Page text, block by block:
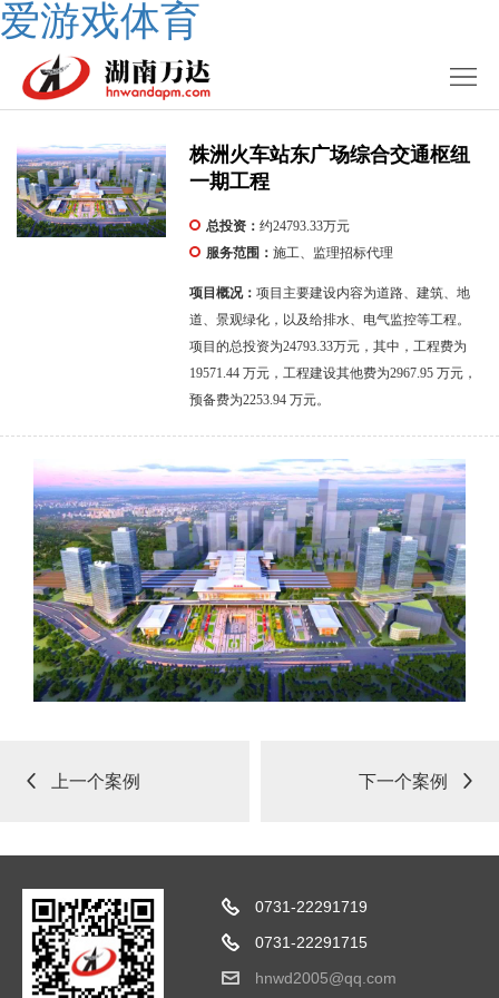
爱游戏体育
株洲火车站东广场综合交通枢纽
一期工程
总投资： 约24793.33万元
服务范围： 施工、监理招标代理
项目概况： 项目主要建设内容为道路、建筑、地
道、景观绿化，以及给排水、电气监控等工程。
项目的总投资为24793.33万元，其中，工程费为
19571.44 万元，工程建设其他费为2967.95 万元，
预备费为2253.94 万元。
上一个案例 下一个案例
0731-22291719
0731-22291715
hnwd2005@qq.com